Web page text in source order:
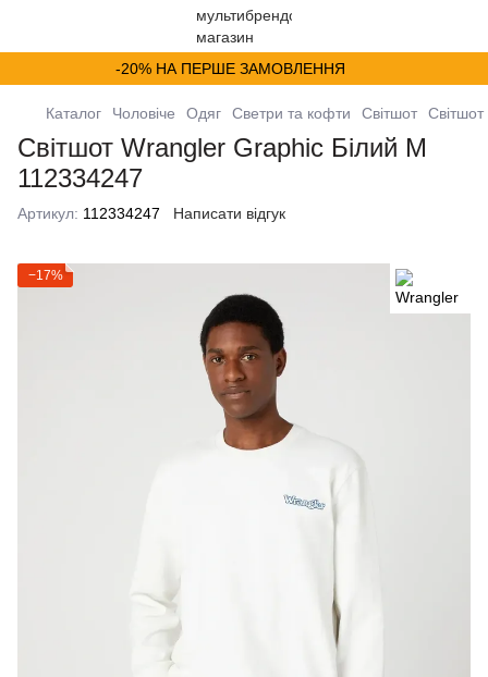
-20% НА ПЕРШЕ ЗАМОВЛЕННЯ
Каталог Чоловіче Одяг Светри та кофти Світшот
Світшот Wrangler Graphic Білий M
112334247
Артикул: 112334247 Написати відгук
−17%